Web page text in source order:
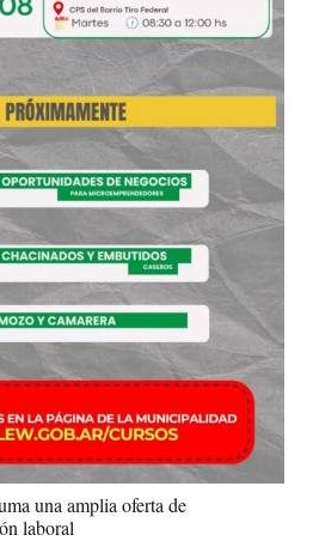
una amplia oferta de
laboral